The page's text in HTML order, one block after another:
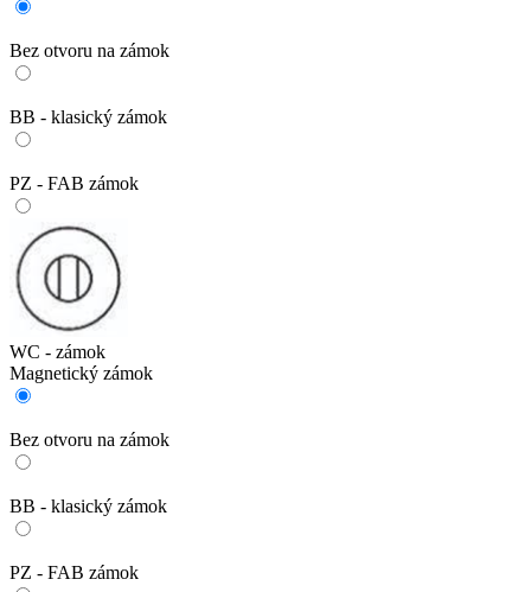
Bez otvoru na zámok
BB - klasický zámok
PZ - FAB zámok
WC - zámok
Magnetický zámok
Bez otvoru na zámok
BB - klasický zámok
PZ - FAB zámok